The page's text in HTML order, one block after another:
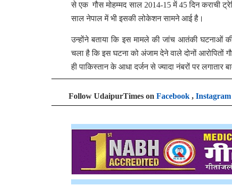
से एक गौस मोहम्मद साल 2014-15 में 45 दिन कराची
साल नेपाल में भी इसकी लोकेशन सामने आई है।
उन्होंने बताया कि इस मामले की जांच आतंकी घटनाओं
चला है कि इस घटना को अंजाम देने वाले दोनों आरोपितों
ही पाकिस्तान के आधा दर्जन से ज्यादा नंबरों पर लगातार
Follow UdaipurTimes on Facebook , Instagram